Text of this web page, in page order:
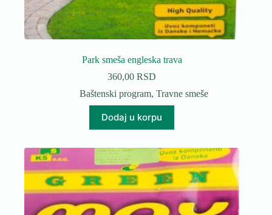
Park smeša engleska trava
360,00RSD
Baštenski program,Travne smeše
Dodaj u korpu